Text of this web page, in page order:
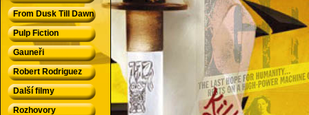
From Dusk Till Dawn
Pulp Fiction
Gauneři
Robert Rodriguez
Další filmy
Rozhovory